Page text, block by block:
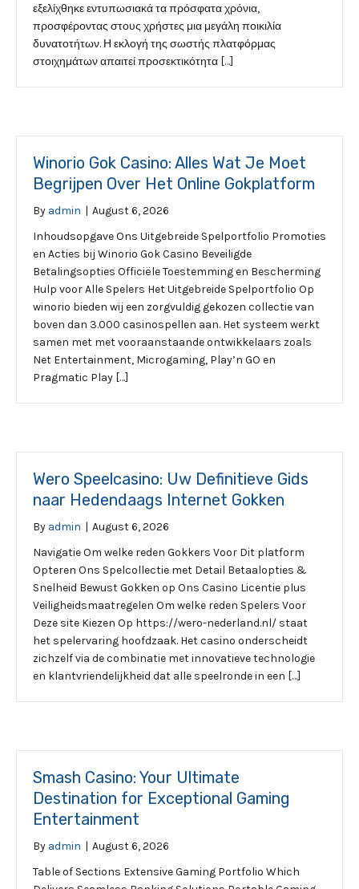
εξελίχθηκε εντυπωσιακά τα πρόσφατα χρόνια,
προσφέροντας στους χρήστες μια μεγάλη ποικιλία
δυνατοτήτων. Η εκλογή της σωστής πλατφόρμας
στοιχημάτων απαιτεί προσεκτικότητα […]
Winorio Gok Casino: Alles Wat Je Moet
Begrijpen Over Het Online Gokplatform
By admin | August 6, 2026
Inhoudsopgave Ons Uitgebreide Spelportfolio Promoties
en Acties bij Winorio Gok Casino Beveiligde
Betalingsopties Officiële Toestemming en Bescherming
Hulp voor Alle Spelers Het Uitgebreide Spelportfolio Op
winorio bieden wij een zorgvuldig gekozen collectie van
boven dan 3.000 casinospellen aan. Het systeem werkt
samen met met vooraanstaande ontwikkelaars zoals
Net Entertainment, Microgaming, Play’n GO en
Pragmatic Play […]
Wero Speelcasino: Uw Definitieve Gids
naar Hedendaags Internet Gokken
By admin | August 6, 2026
Navigatie Om welke reden Gokkers Voor Dit platform
Opteren Ons Spelcollectie met Detail Betaalopties &
Snelheid Bewust Gokken op Ons Casino Licentie plus
Veiligheidsmaatregelen Om welke reden Spelers Voor
Deze site Kiezen Op https://wero-nederland.nl/ staat
het spelervaring hoofdzaak. Het casino onderscheidt
zichzelf via de combinatie met innovatieve technologie
en klantvriendelijkheid dat alle speelronde in een […]
Smash Casino: Your Ultimate
Destination for Exceptional Gaming
Entertainment
By admin | August 6, 2026
Table of Sections Extensive Gaming Portfolio Which